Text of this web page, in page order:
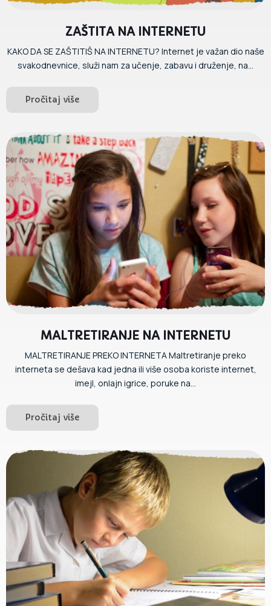
ZAŠTITA NA INTERNETU
KAKO DA SE ZAŠTITIŠ NA INTERNETU? Internet je važan dio naše
svakodnevnice, služi nam za učenje, zabavu i druženje, na...
Pročitaj više
MALTRETIRANJE NA INTERNETU
MALTRETIRANJE PREKO INTERNETA Maltretiranje preko
interneta se dešava kad jedna ili više osoba koriste internet,
imejl, onlajn igrice, poruke na...
Pročitaj više